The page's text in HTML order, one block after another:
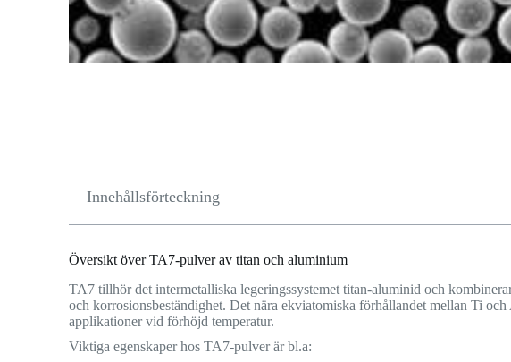
Innehållsförteckning
Översikt över TA7-pulver av titan och aluminium
TA7 tillhör det intermetalliska legeringssystemet titan-aluminid och
och korrosionsbeständighet. Det nära ekviatomiska förhållandet mellan Ti
applikationer vid förhöjd temperatur.
Viktiga egenskaper hos TA7-pulver är bl.a: